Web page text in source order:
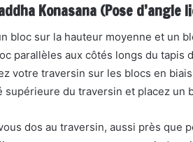
Konasana (Pose d’angle
bloc sur la hauteur moyenne et un
parallèles aux côtés longs du tapis
votre traversin sur les blocs en
supérieure du traversin et placez
dos au traversin, aussi près que